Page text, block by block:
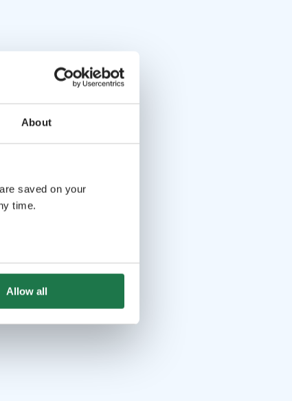
About
saved on your
time.
Allow all